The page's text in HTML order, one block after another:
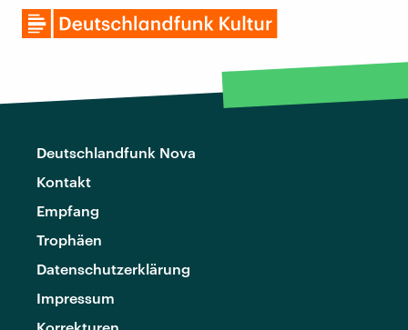
Deutschlandfunk Nova
Kontakt
Empfang
Trophäen
Datenschutzerklärung
Impressum